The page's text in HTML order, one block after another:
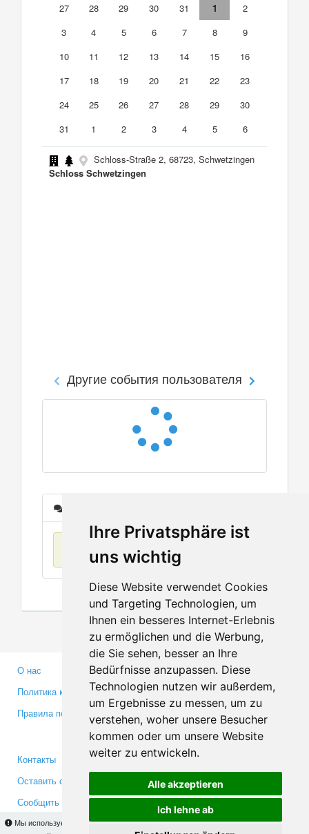
Ihre Privatsphäre ist
uns wichtig
Diese Website verwendet Cookies
und Targeting Technologien, um
Ihnen ein besseres Internet-Erlebnis
zu ermöglichen und die Werbung,
die Sie sehen, besser an Ihre
Bedürfnisse anzupassen. Diese
Technologien nutzen wir außerdem,
um Ergebnisse zu messen, um zu
verstehen, woher unsere Besucher
kommen oder um unsere Website
weiter zu entwickeln.
Alle akzeptieren
Ich lehne ab
Мы используем cookies для того, чтобы Вы могли использовать весь функционал
27
28 29 30 31 1
2
3
4 5 6 7 8
9
10
11 12 13 14 15
16
17
18 19 20 21 22
23
24
25 26 27 28 29
30
31
1 2 3 4 5 6
Schloss-Straße 2, 68723, Schwetzingen
Schloss Schwetzingen
Другие события пользователя
О нас
Политика конфиденциальности
Правила пользования
Партнерам
Инвесторам
Медиа
Контакты
Оставить отзыв
Сообщить об ошибке
Facebook
Twitter
YouTube
Google+